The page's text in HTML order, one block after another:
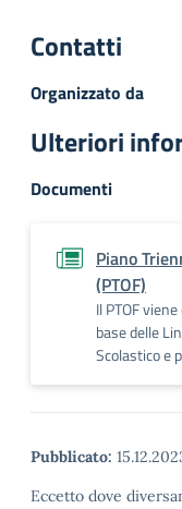
Contatti
Organizzato da
Ulteriori
Documenti
Piano
(PTOF)
Il PTOF
base delle
Scolastico e
Pubblicato:
Eccetto dove